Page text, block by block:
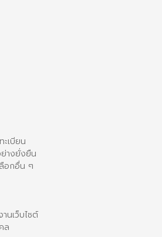
เบียน
างยั่งยืน
อกอื่น ๆ
นเว็บไซต์
ล